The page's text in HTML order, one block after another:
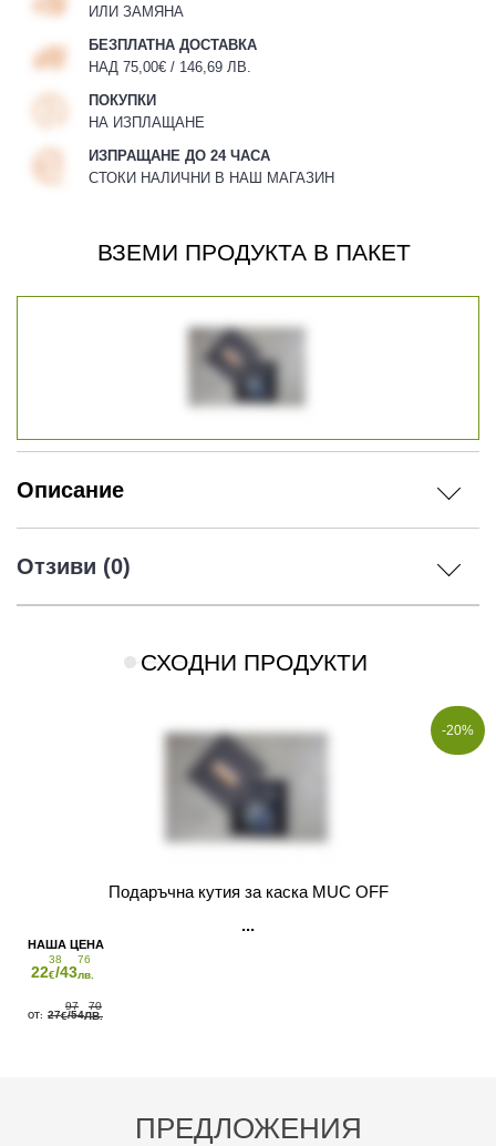
ИЛИ ЗАМЯНА
БЕЗПЛАТНА ДОСТАВКА
НАД 75,00€ / 146,69 ЛВ.
ПОКУПКИ
НА ИЗПЛАЩАНЕ
ИЗПРАЩАНЕ ДО 24 ЧАСА
СТОКИ НАЛИЧНИ В НАШ МАГАЗИН
ВЗЕМИ ПРОДУКТА В ПАКЕТ
Описание
Отзиви (0)
ПРЕДЛОЖЕНИЯ
СХОДНИ ПРОДУКТИ
-20%
Подаръчна кутия за каска MUC OFF
22
38
€/43
76
лв.
27
97
€/54
70
ЛВ.